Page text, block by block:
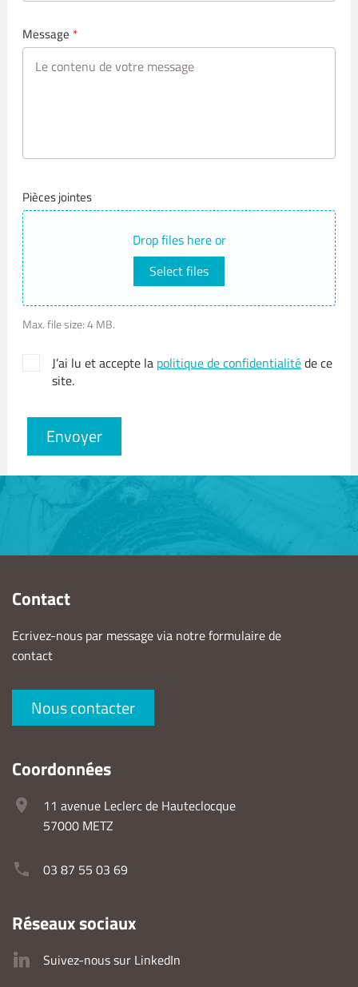
Message *
Pièces jointes
Drop files here or
Select files
Max. file size: 4 MB.
J’ai lu et accepte la politique de confidentialitéde ce
site.
Envoyer
Contact
Ecrivez-nous par message via notre formulaire de
contact
Nous contacter
Coordonnées
11 avenue Leclerc de Hauteclocque
57000 METZ
03 87 55 03 69
Réseaux sociaux
Suivez-nous sur LinkedIn